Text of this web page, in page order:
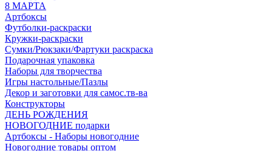
8 МАРТА
Артбоксы
Футболки-раскраски
Кружки-раскраски
Сумки/Рюкзаки/Фартуки раскраска
Подарочная упаковка
Наборы для творчества
Игры настольные/Пазлы
Декор и заготовки для самос.тв-ва
Конструкторы
ДЕНЬ РОЖДЕНИЯ
НОВОГОДНИЕ подарки
Артбоксы - Наборы новогодние
Новогодние товары оптом